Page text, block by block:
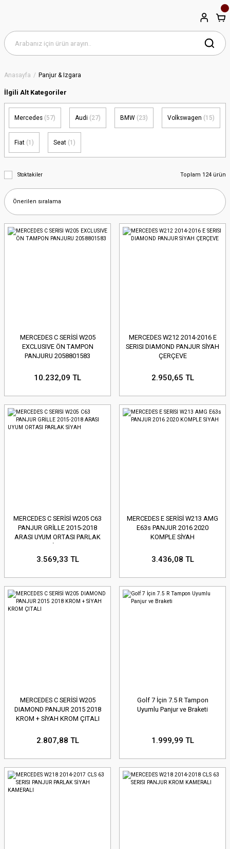
Anasayfa Panjur & Izgara
İlgili Alt Kategoriler
Mercedes (57) Audi (27) BMW (23) Volkswagen (15)
Fiat (1) Seat (1)
Stoktakiler Toplam 124 ürün
MERCEDES C SERİSİ W205
EXCLUSIVE ÖN TAMPON
PANJURU 2058801583
10.232,09 TL
MERCEDES W212 2014-2016 E
SERISI DIAMOND PANJUR SİYAH
ÇERÇEVE
2.950,65 TL
MERCEDES C SERİSİ W205 C63
PANJUR GRİLLE 2015-2018
ARASI UYUM ORTASI PARLAK
3.569,33 TL
MERCEDES E SERİSİ W213 AMG
E63s PANJUR 2016 2020
KOMPLE SİYAH
3.436,08 TL
MERCEDES C SERİSİ W205
DIAMOND PANJUR 2015 2018
KROM + SİYAH KROM ÇITALI
2.807,88 TL
Golf 7 İçin 7.5 R Tampon
Uyumlu Panjur ve Braketi
1.999,99 TL